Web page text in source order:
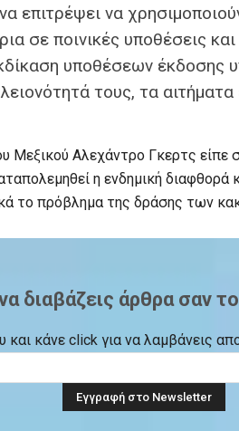
επιτρέψει να
σε ποινικές υποθέσεις
υποθέσεων έκδοσης
τους, τα
Μεξικού Αλεχάντρο Γκερτς είπε
η ενδημική διαφθορά
το πρόβλημα της δράσης των
διαβάζεις άρθρα σαν
και κάνε click για να λαμβάνεις